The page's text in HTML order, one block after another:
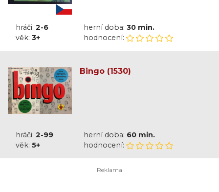
hráči: 2-6 herní doba: 30 min.
věk: 3+ hodnocení:
Bingo (1530)
hráči: 2-99 herní doba: 60 min.
věk: 5+ hodnocení: